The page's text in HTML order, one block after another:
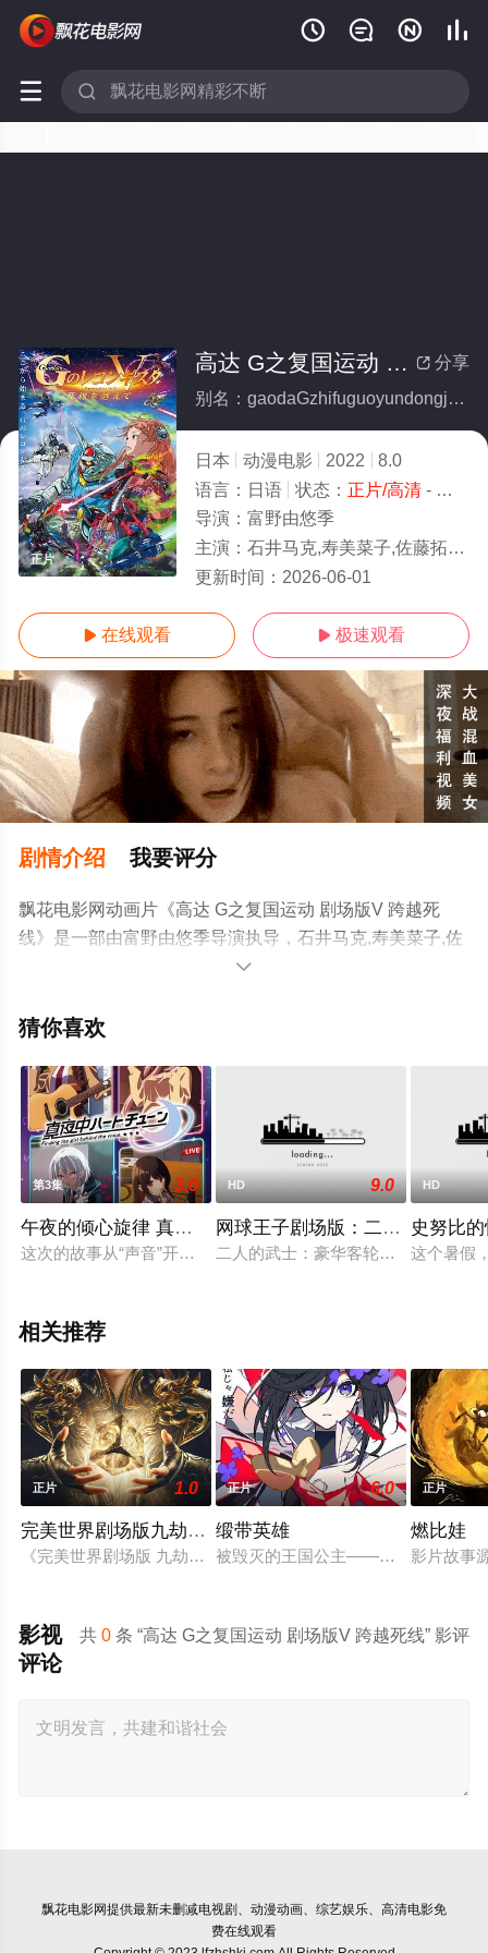
   
 
正片
 分享
高达 G之复国运动 剧场版V 跨越死线
别名：gaodaGzhifuguoyundongjuchangbanVkuayuesixian
日本 动漫电影 2022
8.0
语言： 日语 状态： 正片/高清- 免费在线观看
导演： 富野由悠季
主演： 石井马克,寿美菜子,佐藤拓也,高垣彩阳,
更新时间： 2026-06-01
 在线观看  极速观看
剧情介绍 我要评分
飘花电影网动画片《高达 G之复国运动 剧场版V 跨越死
线》是一部由富野由悠季导演执导，石井马克,寿美菜子,佐
藤拓也,高垣彩阳,等演员精彩演绎的日本电影，手机免费观
息可移步至豆瓣电影、电视猫或剧情网等平台了解。

猜你喜欢
第3集 3.0
午夜的倾心旋律 真夜中
这次的故事从“声音”开始。高中生山吹有恓为了寻找初中时沉迷
HD 9.0
网球王子剧场版：二人的武士
二人的武士：豪华客轮假富商邀请，
HD
史努比
这个暑假
相关推荐
正片 1.0
​完美世界剧场版九劫焚天​
《完美世界剧场版 九劫焚天》是动画《完美世界》的第二部剧
正片 6.0
缎带英雄
被毁灭的王国公主——萨菲娅。灾厄“
正片
燃比娃
影片故事
共0 条 “高达 G之复国运动 剧场版V 跨越死线” 影评
影视
评论
飘花电影网提供最新未删减电视剧、动漫动画、综艺娱乐、高清电影免
费在线观看